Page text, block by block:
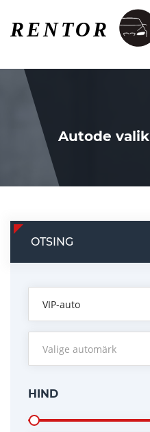
Autode valik
OTSING
VIP-auto
Valige automärk
HIND